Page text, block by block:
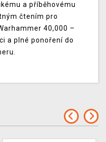
a příběhovému
čtením pro
40,000 –
a plné ponoření do